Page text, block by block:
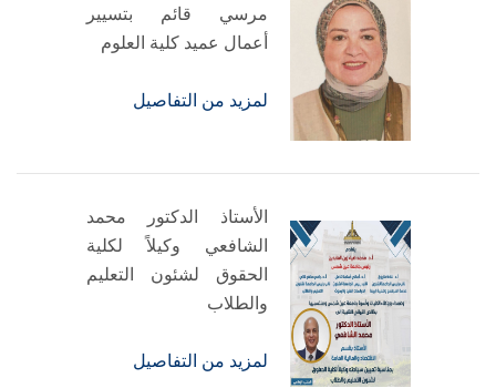
مرسي قائم بتسيير
أعمال عميد كلية العلوم
لمزيد من التفاصيل
الأستاذ الدكتور محمد
الشافعي وكيلاً لكلية
الحقوق لشئون التعليم
والطلاب
لمزيد من التفاصيل